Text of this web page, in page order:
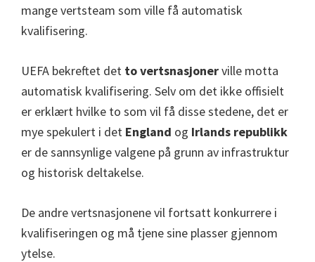
mange vertsteam som ville få automatisk
kvalifisering.
UEFA bekreftet det to vertsnasjonerville motta
automatisk kvalifisering. Selv om det ikke offisielt
er erklært hvilke to som vil få disse stedene, det er
mye spekulert i det England og Irlands republikk
er de sannsynlige valgene på grunn av infrastruktur
og historisk deltakelse.
De andre vertsnasjonene vil fortsatt konkurrere i
kvalifiseringen og må tjene sine plasser gjennom
ytelse.